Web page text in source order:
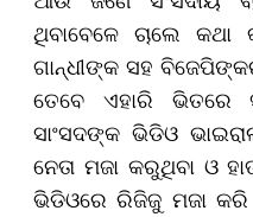
ଥିବାବେଳେ ଚାଲେ
ଗାନ୍ଧୀଙ୍କ ସହ
ତେବେ ଏହାରି ଭିତରେ
ସାଂସଦଙ୍କ ଭିଡିଓ
ନେତା ମଜା କରୁଥିବା ଓ
ଭିଡିଓରେ ରିଜିଜୁ ମଜା